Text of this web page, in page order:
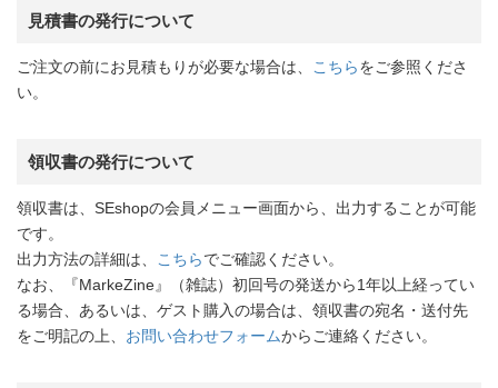
見積書の発行について
ご注文の前にお見積もりが必要な場合は、 こちらをご参照くださ
い。
領収書の発行について
領収書は、SEshopの会員メニュー画面から、出力することが可能
です。
出力方法の詳細は、
こちらでご確認ください。
なお、『MarkeZine』（雑誌）初回号の発送から1年以上経ってい
る場合、あるいは、ゲスト購入の場合は、領収書の宛名・送付先
をご明記の上、 お問い合わせフォームからご連絡ください。